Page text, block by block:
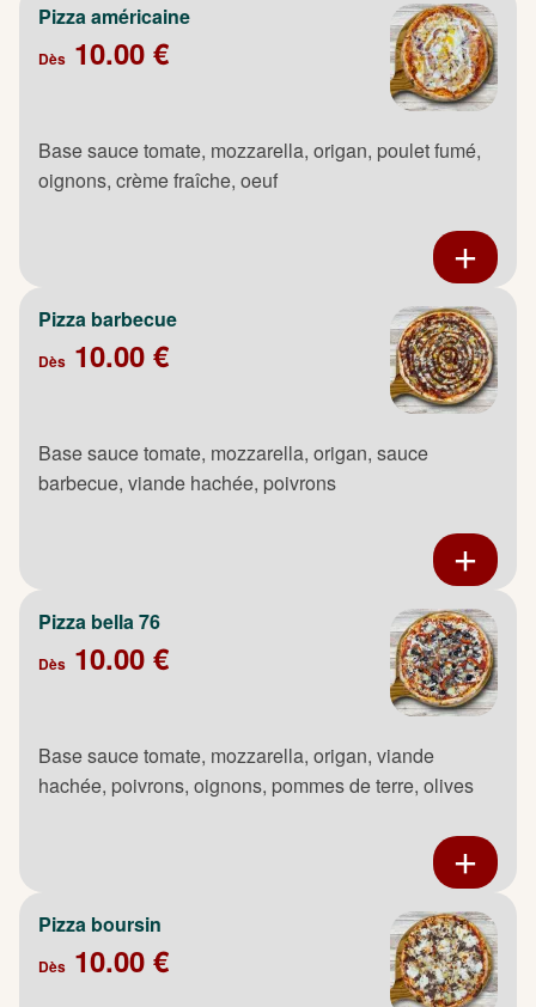
Pizza américaine
Dès 10.00 €
Base sauce tomate, mozzarella, origan, poulet fumé,
oignons, crème fraîche, oeuf
Pizza barbecue
Dès 10.00 €
Base sauce tomate, mozzarella, origan, sauce
barbecue, viande hachée, poivrons
Pizza bella 76
Dès 10.00 €
Base sauce tomate, mozzarella, origan, viande
hachée, poivrons, oignons, pommes de terre, olives
Pizza boursin
Dès 10.00 €